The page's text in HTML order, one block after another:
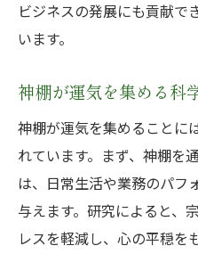
ビジネスの発展にも貢献で
います。
神棚が運気を集める科
神棚が運気を集めることに
れています。まず、神棚を
は、日常生活や業務のパフ
与えます。研究によると、
レスを軽減し、心の平穏を